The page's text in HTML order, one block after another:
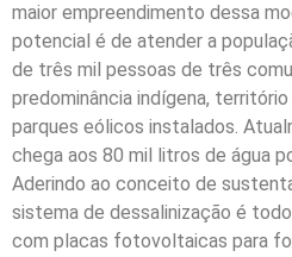
maior empreendimento dessa
potencial é de atender a
de três mil pessoas de três
predominância indígena,
parques eólicos instalados.
chega aos 80 mil litros de água
Aderindo ao conceito de
sistema de dessalinização é
com placas fotovoltaicas para